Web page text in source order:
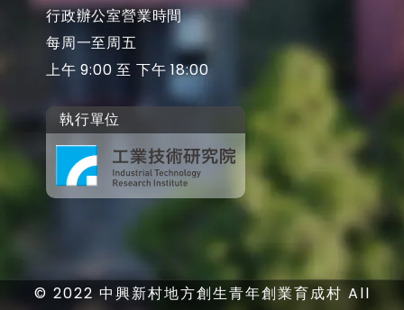
行政辦公室營業時間
每周一至周五
上午 9:00 至 下午 18:00
執行單位
© 2022 中興新村地方創生青年創業育成村 All